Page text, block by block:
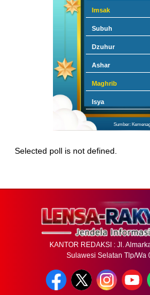
Imsak
Subuh
Dzuhur
Ashar
Maghrib
Isya
Sumber: Kemenag
Selected poll is not defined.
KANTOR REDAKSI : Jl.
Sulawesi Selatan Tlp/Wa